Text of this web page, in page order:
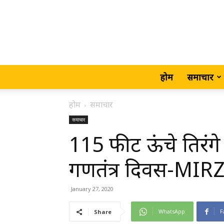
होम समाचार
होम समाचार
समाचार
115 फीट ऊंचे तिरंगे
गणतंत्र दिवस-
January 27, 2020
Share WhatsApp